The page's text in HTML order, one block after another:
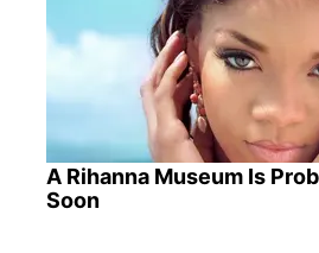
A Rihanna Museum Is
Soon